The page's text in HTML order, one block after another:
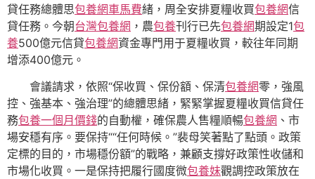
貸任務總體思包養網車馬費緒，周全安排夏糧收買包養網信
貸任務。今朝台灣包養網 ，農包養刊行已先包養網期設定1包
養500億元信貸包養網資金專門用于夏糧收買，較往年同期
增添400億元。
會議請求，依照“保收買、保份額、保清包養網零，強風
控、強基本、強治理”的總體思緒，緊緊掌握夏糧收買信貸任
務包養一個月價錢的自動權，確保農人售糧順暢包養網 、市
場安穩有序。要保持““任何時候。”裴母笑著點了點頭。政策
定標的目的，市場穩份額”的戰略，兼顧支撐好政策性收儲和
市場化收買。一是保持把履行國度微包養妹觀調控政策放在